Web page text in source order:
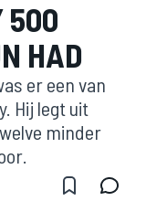
500
HAD
er een van
Hij legt uit
minder